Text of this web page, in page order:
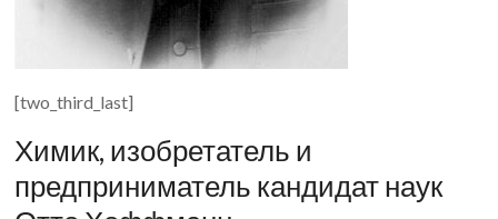
[two_third_last]
Химик, изобретатель и
предприниматель кандидат наук